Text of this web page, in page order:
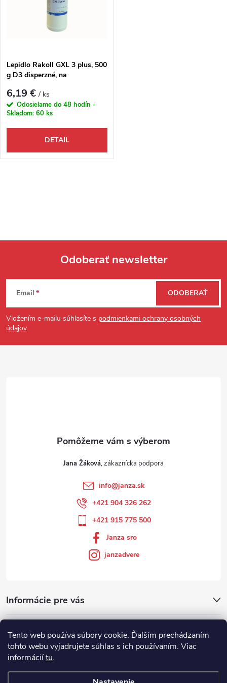
Tento web používa súbory cookie. Ďalším prechádzaním
tohto webu vyjadrujete súhlas s ich používaním. Viac
informáciítu.
Lepidlo Rakoll GXL 3 plus, 500
g D3 disperzné, na
6,19 €/ ks
Odosielame do 48 hodín -
Skladom: 60 ks
DETAIL
Zápätie
Odoberať newsletter
Email
Vložením e-mailu súhlasíte s podmienkami ochrany osobných
údajov
ODOBERAŤ
Informácie pre vás
Jana Žáková
info@janza.sk
+421 904 326 262
+421 915 775 500
Janza sro
janzadvere
Showroom